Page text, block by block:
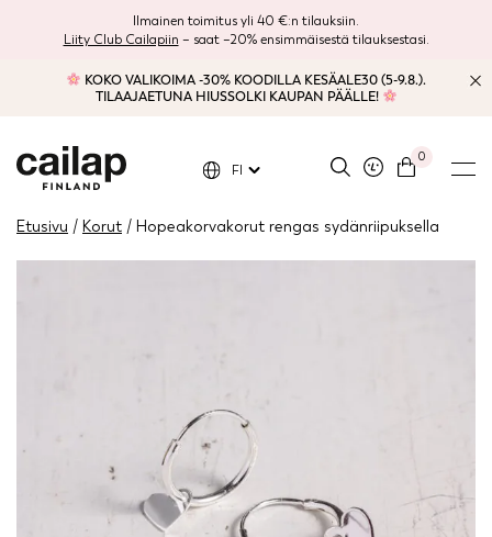
Ilmainen toimitus yli 40 €:n tilauksiin.
Liity Club Cailapiin – saat –20% ensimmäisestä tilauksestasi.
KOKO VALIKOIMA -30% KOODILLA KESÄALE30 (5-9.8.).
TILAAJAETUNA HIUSSOLKI KAUPAN PÄÄLLE!
0
FI
Etusivu / Korut / Hopeakorvakorut rengas sydänriipuksella